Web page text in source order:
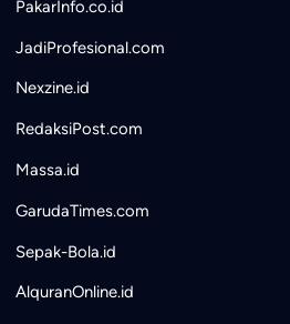
PakarInfo.co.id
JadiProfesional.com
Nexzine.id
RedaksiPost.com
Massa.id
GarudaTimes.com
Sepak-Bola.id
AlquranOnline.id